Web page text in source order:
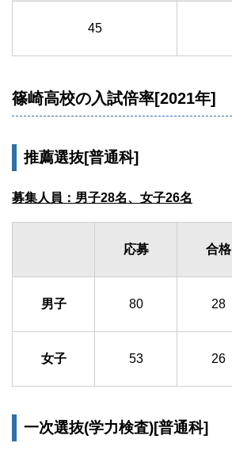
45
篠崎高校の入試倍率[2021年]
推薦選抜[普通科]
募集人員：男子28名、女子26名
応募 合格
男子 80 28
女子 53 26
一次選抜(学力検査)[普通科]